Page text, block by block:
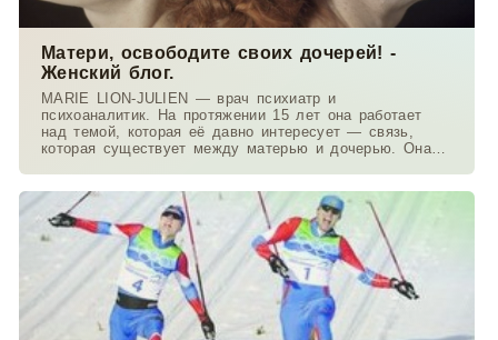
Матери, освободите своих дочерей! -
Женский блог.
MARIE LION-JULIEN — врач психиатр и
психоаналитик. На протяжении 15 лет она работает
над темой, которая её давно интересует — связь,
которая существует между матерью и дочерью. Она